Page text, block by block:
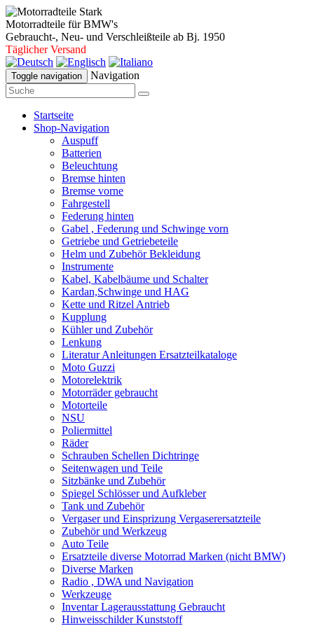
Motorradteile für BMW's
Gebraucht-, Neu- und Verschleißteile ab Bj. 1950
Täglicher Versand
Toggle navigation Navigation
Startseite
Shop-Navigation
Auspuff
Batterien
Beleuchtung
Bremse hinten
Bremse vorne
Fahrgestell
Federung hinten
Gabel , Federung und Schwinge vorn
Getriebe und Getriebeteile
Helm und Zubehör Bekleidung
Instrumente
Kabel, Kabelbäume und Schalter
Kardan,Schwinge und HAG
Kette und Ritzel Antrieb
Kupplung
Kühler und Zubehör
Lenkung
Literatur Anleitungen Ersatzteilkataloge
Moto Guzzi
Motorelektrik
Motorräder gebraucht
Motorteile
NSU
Poliermittel
Räder
Schrauben Schellen Dichtringe
Seitenwagen und Teile
Sitzbänke und Zubehör
Spiegel Schlösser und Aufkleber
Tank und Zubehör
Vergaser und Einsprizung Vergaserersatzteile
Zubehör und Werkzeug
Auto Teile
Ersatzteile diverse Motorrad Marken (nicht BMW)
Diverse Marken
Radio , DWA und Navigation
Werkzeuge
Inventar Lagerausstattung Gebraucht
Hinweisschilder Kunststoff